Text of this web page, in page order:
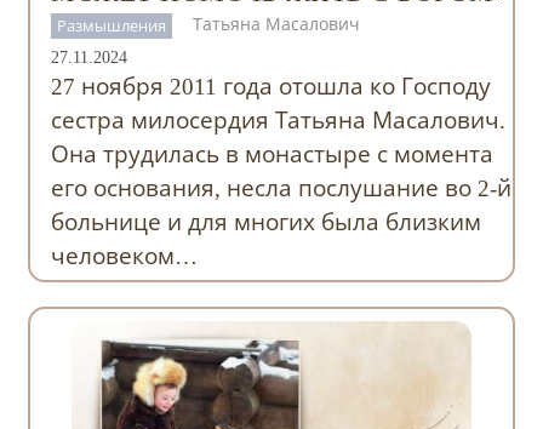
Размышления
Татьяна Масалович
27.11.2024
27 ноября 2011 года отошла ко Господу
сестра милосердия Татьяна Масалович.
Она трудилась в монастыре с момента
его основания, несла послушание во 2-й
больнице и для многих была близким
человеком…